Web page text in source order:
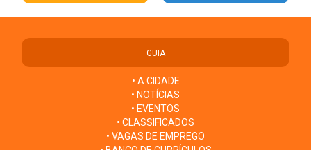
GUIA
• A CIDADE
• NOTÍCIAS
• EVENTOS
• CLASSIFICADOS
• VAGAS DE EMPREGO